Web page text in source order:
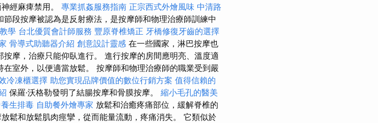
經麻痺禁用。 專業抓姦服務指南 正宗西式外燴風味 中清路
段按摩被認為是反射療法，是按摩師和物理治療師訓練中
學 台北優質會計師服務 豐原脊椎矯正 牙橋修復牙齒的選擇
骨導式助聽器介紹 創意設計靈感 在一些國家，淋巴按摩也
摩，治療只能仰臥進行。 進行按摩的房間應明亮、溫度適
室外，以便適當放鬆。 按摩師和物理治療師的職業受到嚴
冷凍櫃選擇 助您實現品牌價值的數位行銷方案 值得信賴的
保羅·沃格勒發明了結腸按摩和骨膜按摩。 縮小毛孔的醫美
生排毒 自助餐外燴專家 放鬆和治癒疼痛部位，緩解脊椎的
鬆和放鬆肌肉痙攣，從而能量流動，疼痛消失。 它類似於